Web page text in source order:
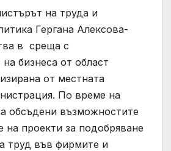
на труда и
Гергана Алексова-
в среща с
бизнеса от област
от местната
По време на
обсъдени възможностите
на проекти за подобряване
труд във фирмите и